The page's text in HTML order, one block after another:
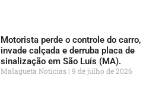
Motorista perde o controle do carro,
invade calçada e derruba placa de
sinalização em São Luís (MA).
Malagueta Notícias 9 de julho de 2026